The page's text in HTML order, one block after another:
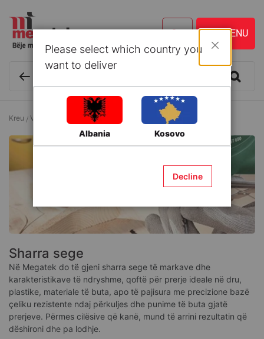
Kreu Vegla dhe Aksesorë Vegla elektrike Sharra sege
Sharra sege
Në Megatek do të gjeni sharra sege të markave dhe
karakteristikave të ndryshme, qoftë për prerje ideale në dru,
plastike, materiale të buta, apo të pajisura me precizione bazë
çeliku rezistente ndaj përkuljes dhe punime të buta gjatë
prerjeve. Përmes cilësive që kanë, mund të arrini rezultatin që
dëshironi dhe pa lodhje.
Please select which country you
want to deliver
Albania Kosovo
Decline